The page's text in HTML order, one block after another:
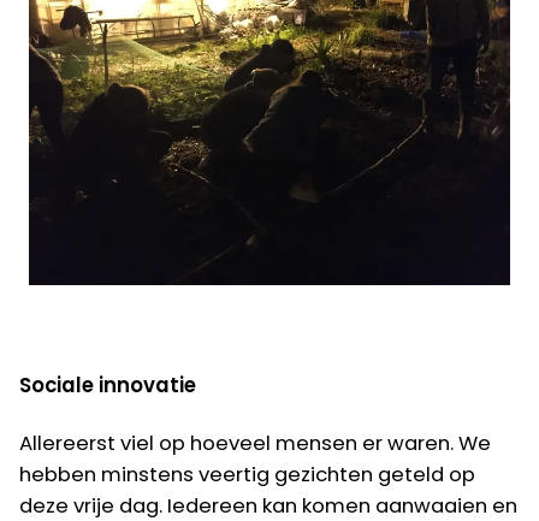
Sociale innovatie
Allereerst viel op hoeveel mensen er waren. We
hebben minstens veertig gezichten geteld op
deze vrije dag. Iedereen kan komen aanwaaien en